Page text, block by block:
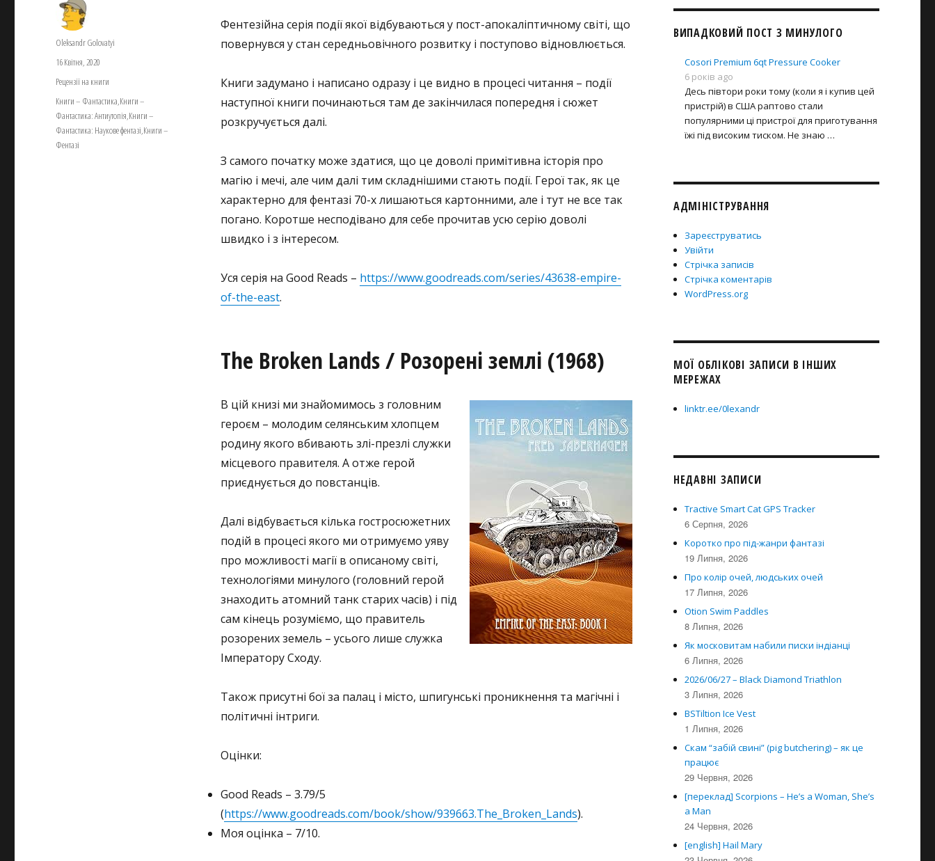
Фентезійна серія події якої відбуваються у пост-апокаліптичному світі, що
повернувся у стан середньовічного розвитку і поступово відновлюється.
Книги задумано і написано одразу і це видно в процесі читання – події
наступної книги починаються там де закінчилася попередня і сюжет
розкручується далі.
З самого початку може здатися, що це доволі примітивна історія про
магію і мечі, але чим далі тим складнішими стають події. Герої так, як це
характерно для фентазі 70-х лишаються картонними, але і тут не все так
погано. Коротше несподівано для себе прочитав усю серію доволі
швидко і з інтересом.
Уся серія на Good Reads – https://www.goodreads.com/series/43638-empire-
of-the-east.
The Broken Lands / Розорені землі (1968)
В цій книзі ми знайомимось з головним
героєм – молодим селянським хлопцем
родину якого вбивають злі-презлі служки
місцевого правителя. А отже герой
приєднується до повстанців.
Далі відбувається кілька гостросюжетних
подій в процесі якого ми отримуємо уяву
про можливості магії в описаному світі,
технологіями минулого (головний герой
знаходить атомний танк старих часів) і під
сам кінець розуміємо, що правитель
розорених земель – усього лише служка
Імператору Сходу.
Також присутні бої за палац і місто, шпигунські проникнення та магічні і
політичні інтриги.
Оцінки:
Good Reads – 3.79/5
(https://www.goodreads.com/book/show/939663.The_Broken_Lands).
Моя оцінка – 7/10.
Автор
Oleksandr Golovatyi
Оприлюднено
16 Квітня, 2020
Категорії
Рецензії на книги
Позначки
Книги – Фантастика,Книги –
Фантастика: Антиутопія,Книги –
Фантастика: Наукове фентазі,Книги –
Фентазі
ВИПАДКОВИЙ ПОСТ З МИНУЛОГО
Cosori Premium 6qt Pressure Cooker
6 років ago
Десь півтори роки тому (коли я і купив цей
пристрій) в США раптово стали
популярними ці пристрої для приготування
їжі під високим тиском. Не знаю …
АДМІНІСТРУВАННЯ
Зареєструватись
Увійти
Стрічка записів
Стрічка коментарів
WordPress.org
МОЇ ОБЛІКОВІ ЗАПИСИ В ІНШИХ
МЕРЕЖАХ
linktr.ee/0lexandr
НЕДАВНІ ЗАПИСИ
Tractive Smart Cat GPS Tracker
6 Серпня, 2026
Коротко про під-жанри фантазі
19 Липня, 2026
Про колір очей, людських очей
17 Липня, 2026
Otion Swim Paddles
8 Липня, 2026
Як московитам набили писки індіанці
6 Липня, 2026
2026/06/27 – Black Diamond Triathlon
3 Липня, 2026
BSTiltion Ice Vest
1 Липня, 2026
Скам “забій свині” (pig butchering) – як це
працює
29 Червня, 2026
[переклад] Scorpions – He’s a Woman, She’s
a Man
24 Червня, 2026
[english] Hail Mary